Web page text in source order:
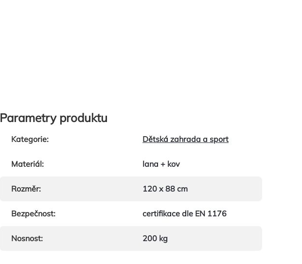
Parametry produktu
Kategorie: Dětská zahrada a sport
Materiál: lana + kov
Rozměr: 120 x 88 cm
Bezpečnost: certifikace dle EN 1176
Nosnost: 200 kg